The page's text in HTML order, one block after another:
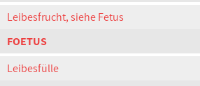
Leibesfrucht, siehe Fetus
FOETUS
Leibesfülle